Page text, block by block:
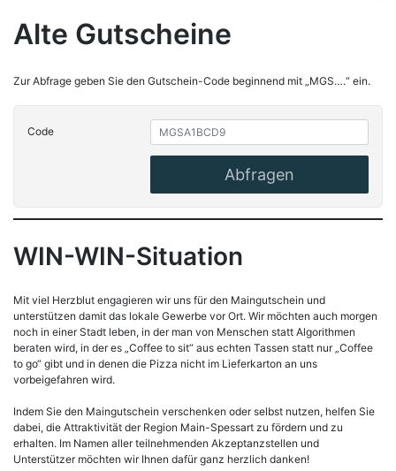
Alte Gutscheine
Zur Abfrage geben Sie den Gutschein-Code beginnend mit „MGS….“ ein.
Code
Abfragen
WIN-WIN-Situation
Mit viel Herzblut engagieren wir uns für den Maingutschein und
unterstützen damit das lokale Gewerbe vor Ort. Wir möchten auch morgen
noch in einer Stadt leben, in der man von Menschen statt Algorithmen
beraten wird, in der es „Coffee to sit“ aus echten Tassen statt nur „Coffee
to go“ gibt und in denen die Pizza nicht im Lieferkarton an uns
vorbeigefahren wird.
Indem Sie den Maingutschein verschenken oder selbst nutzen, helfen Sie
dabei, die Attraktivität der Region Main-Spessart zu fördern und zu
erhalten. Im Namen aller teilnehmenden Akzeptanzstellen und
Unterstützer möchten wir Ihnen dafür ganz herzlich danken!